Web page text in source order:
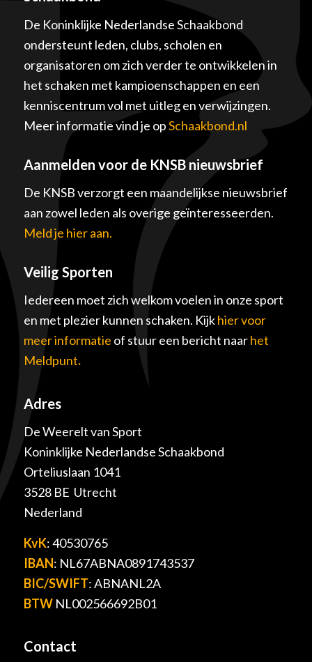
De Koninklijke Nederlandse Schaakbond
ondersteunt leden, clubs, scholen en
organisatoren om zich verder te ontwikkelen in
het schaken met kampioenschappen en een
kenniscentrum vol met uitleg en verwijzingen.
Meer informatie vind je opSchaakbond.nl
Aanmelden voor de KNSB nieuwsbrief
De KNSB verzorgt een maandelijkse nieuwsbrief
aan zowel leden als overige geïnteresseerden.
Meld je hier aan.
Veilig Sporten
Iedereen moet zich welkom voelen in onze sport
en met plezier kunnen schaken. Kijkhier voor
meer informatie of stuur een bericht naarhet
Meldpunt.
Adres
De Weerelt van Sport
Koninklijke Nederlandse Schaakbond
Orteliuslaan 1041
3528 BE Utrecht
Nederland
KvK: 40530765
IBAN: NL67ABNA0891743537
BIC/SWIFT: ABNANL2A
BTWNL002566692B01
Contact